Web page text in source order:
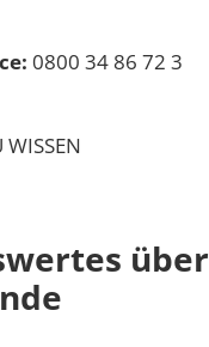
0800 34 86 72 3
WISSEN
über